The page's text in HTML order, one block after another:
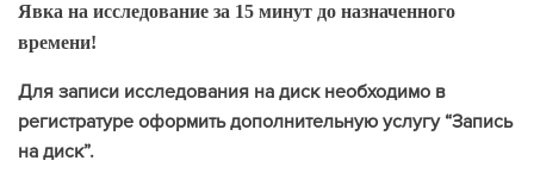
Явка на исследование за 15 минут до назначенного
времени!
Для записи исследования на диск необходимо в
регистратуре оформить дополнительную услугу “Запись
на диск”.